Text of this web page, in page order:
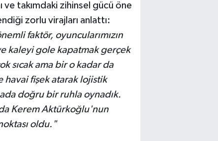
ve takımdaki zihinsel gücü öne
zorlu virajları anlattı:
faktör, oyuncularımızın
kaleyi gole kapatmak gerçek
sıcak ama bir o kadar da
havai fişek atarak lojistik
doğru bir ruhla oynadık.
Kerem Aktürkoğlu'nun
oldu."